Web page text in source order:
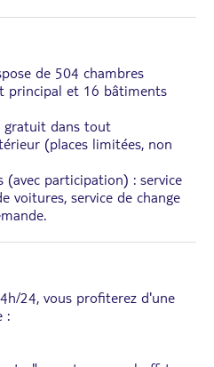
de 504 chambres
principal et 16 bâtiments
gratuit dans tout
(places limitées, non
(avec participation) : service
voitures, service de change
24, vous profiterez d'une
: